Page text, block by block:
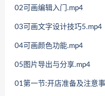
02可画编辑入门.mp4
03可画文字设计技巧5.mp4
04可画颜色功能.mp4
05图片导出与分享.mp4
01第一节:开店准备及注意